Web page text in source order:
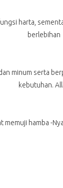
harta,
berlebihan
minum serta
kebutuhan.
memuji hamba -